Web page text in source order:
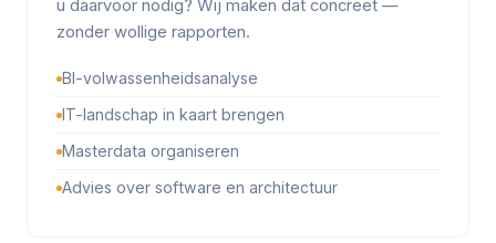
u daarvoor nodig? Wij maken dat concreet —
zonder wollige rapporten.
BI-volwassenheidsanalyse
IT-landschap in kaart brengen
Masterdata organiseren
Advies over software en architectuur